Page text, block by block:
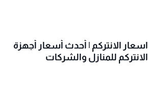
اسعار الانتركم | أحدث أسعار أجهزة
الانتركم للمنازل والشركات